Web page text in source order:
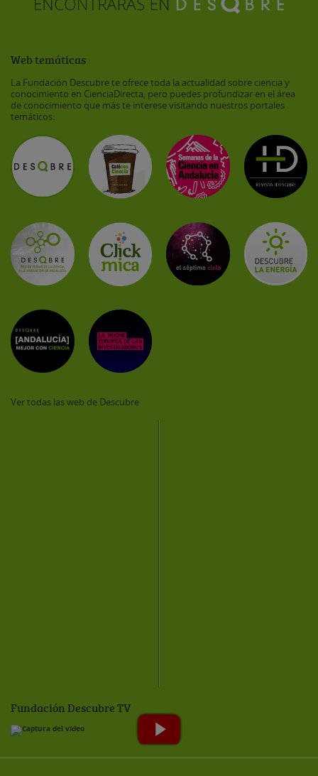
Web temáticas
La Fundación Descubre te ofrece toda la actualidad sobre ciencia y
conocimiento en CienciaDirecta, pero puedes profundizar en el área
de conocimiento que más te interese visitando nuestros portales
temáticos:
Ver todas las web de Descubre
Fundación Descubre TV